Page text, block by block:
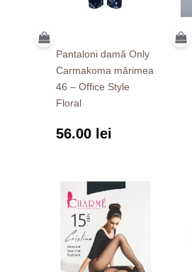
Pantaloni damă Only
Carmakoma mărimea
46 – Office Style
Floral
56.00 lei